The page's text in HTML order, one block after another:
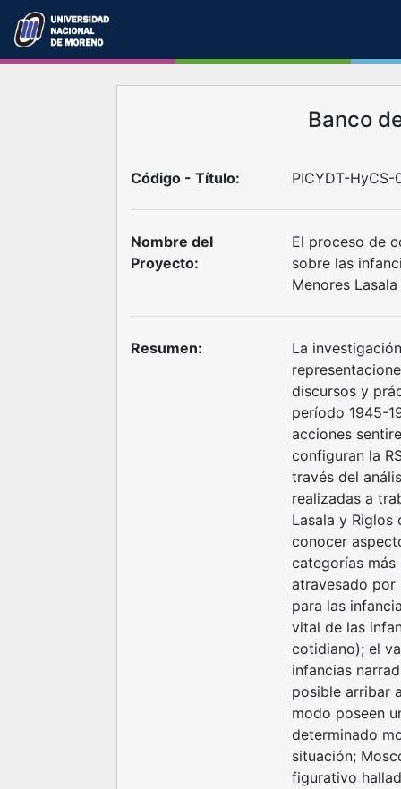
Banco
Código - Título: PICYDT-
Nombre del
Proyecto:
El proceso de
sobre las
Menores
Resumen:
La
discursos y
período 1945-
acciones
configuran la
través del
realizadas a
Lasala y
conocer
categorías
atravesado por
para las
vital de las
cotidiano); el
infancias
posible arribar
modo poseen
determinado
situación;
figurativo